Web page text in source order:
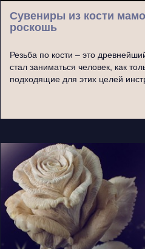
Сувениры из кости
роскошь
Резьба по кости – это
стал заниматься человек, как
подходящие для этих целей